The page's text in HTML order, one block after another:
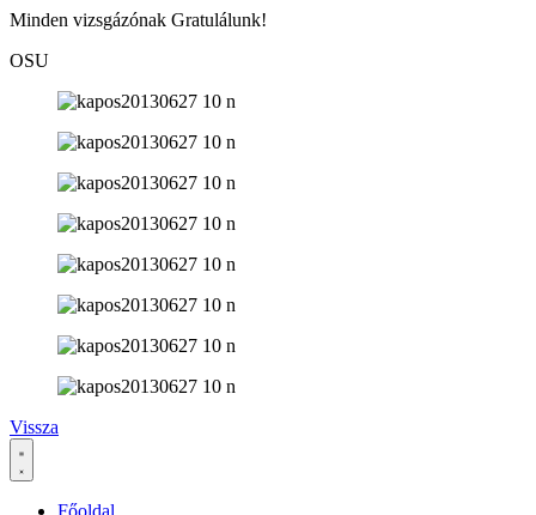
Minden vizsgázónak Gratulálunk!
OSU
Vissza
Főoldal